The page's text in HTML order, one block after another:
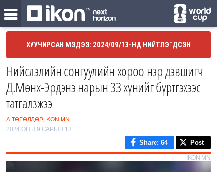
ХУУЧИРСАН МЭДЭЭ: 2024/09/13-НД НИЙТЛЭГДСЭН
Нийслэлийн сонгуулийн хороо нэр дэвшигч
Д.Мөнх-Эрдэнэ нарын 33 хүнийг бүртгэхээс
татгалзжээ
А.ТӨГӨЛДӨР, IKON.MN
2024 ОНЫ 9 САРЫН 13
Share: 64 Post
IKON.MN